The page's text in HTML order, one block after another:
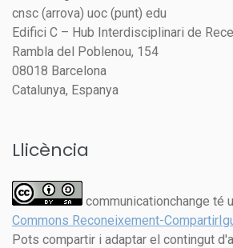
cnsc (arrova) uoc (punt) edu
Edifici C – Hub Interdisciplinari de
Rambla del Poblenou, 154
08018 Barcelona
Catalunya, Espanya
Llicència
communicationchange té
Commons Reconeixement-
Pots compartir i adaptar el contingut